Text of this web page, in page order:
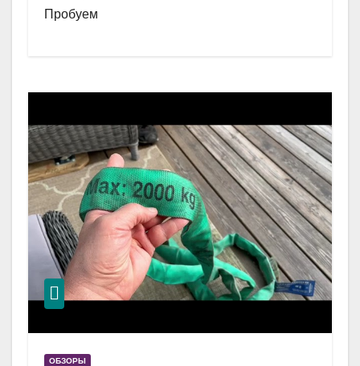
Пробуем
ОБЗОРЫ